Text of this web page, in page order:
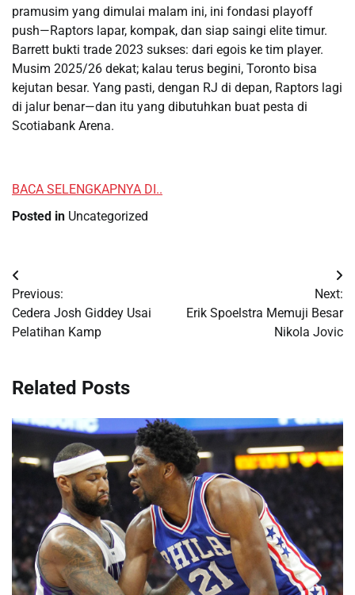
pramusim yang dimulai malam ini, ini fondasi playoff
push—Raptors lapar, kompak, dan siap saingi elite timur.
Barrett bukti trade 2023 sukses: dari egois ke tim player.
Musim 2025/26 dekat; kalau terus begini, Toronto bisa
kejutan besar. Yang pasti, dengan RJ di depan, Raptors lagi
di jalur benar—dan itu yang dibutuhkan buat pesta di
Scotiabank Arena.
BACA SELENGKAPNYA DI..
Posted in Uncategorized
Post
navigation
Previous:
Cedera Josh Giddey Usai
Pelatihan Kamp
Next:
Erik Spoelstra Memuji Besar
Nikola Jovic
Related Posts